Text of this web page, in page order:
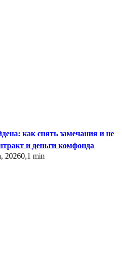
как снять замечания и не
и деньги комфонда
20260,1 min